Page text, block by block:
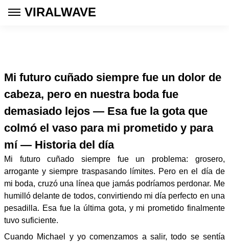
VIRALWAVE
Mi futuro cuñado siempre fue un dolor de
cabeza, pero en nuestra boda fue
demasiado lejos — Esa fue la gota que
colmó el vaso para mi prometido y para
mí — Historia del día
Mi futuro cuñado siempre fue un problema: grosero,
arrogante y siempre traspasando límites. Pero en el día de
mi boda, cruzó una línea que jamás podríamos perdonar. Me
humilló delante de todos, convirtiendo mi día perfecto en una
pesadilla. Esa fue la última gota, y mi prometido finalmente
tuvo suficiente.
Cuando Michael y yo comenzamos a salir, todo se sentía